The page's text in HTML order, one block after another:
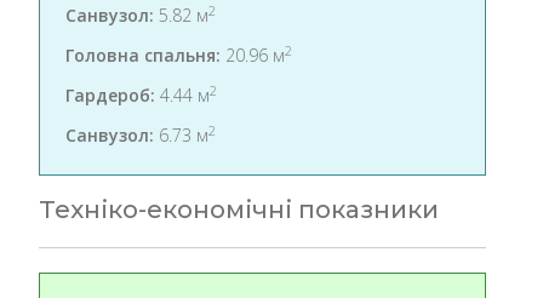
Санвузол: 5.82 м2
Головна спальня: 20.96 м2
Гардероб: 4.44 м2
Санвузол: 6.73 м2
Техніко-економічні показники